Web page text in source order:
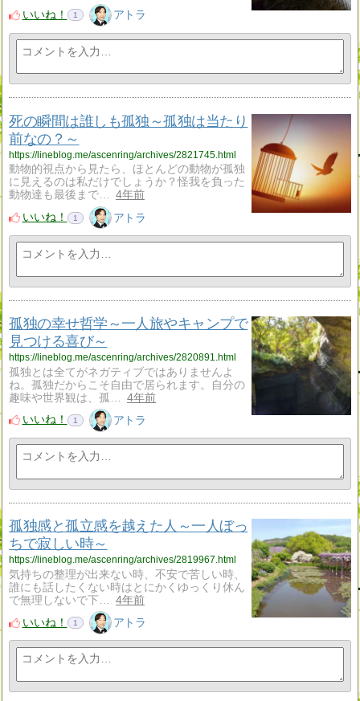
いいね！
1 アトラ
死の瞬間は誰しも孤独～孤独は当たり
前なの？～
https://lineblog.me/ascenring/archives/2821745.html
動物的視点から見たら、ほとんどの動物が孤独
に見えるのは私だけでしょうか？怪我を負った
動物達も最後まで…
4年前
いいね！
1 アトラ
孤独の幸せ哲学～一人旅やキャンプで
見つける喜び～
https://lineblog.me/ascenring/archives/2820891.html
孤独とは全てがネガティブではありませんよ
ね。孤独だからこそ自由で居られます。自分の
趣味や世界観は、孤…
4年前
いいね！
1 アトラ
孤独感と孤立感を越えた人～一人ぼっ
ちで寂しい時～
https://lineblog.me/ascenring/archives/2819967.html
気持ちの整理が出来ない時、不安で苦しい時、
誰にも話したくない時はとにかくゆっくり休ん
で無理しないで下…
4年前
いいね！
1 アトラ